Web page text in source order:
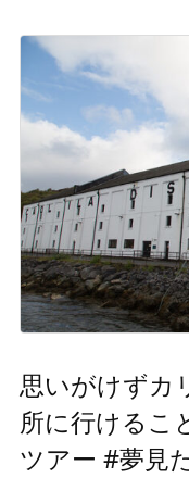
思いがけずカ
所に行けるこ
ツアー #夢見